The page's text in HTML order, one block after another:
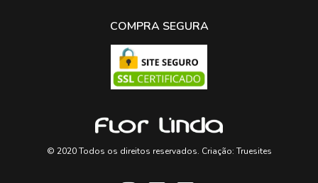
COMPRA SEGURA
© 2020 Todos os direitos reservados. Criação: Truesites